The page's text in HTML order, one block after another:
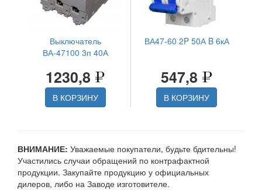
Выключатель
ВА-47100 3п 40А
1230,8
В КОРЗИНУ
ВА47-60 2P 50А B 6кА
547,8
В КОРЗИНУ
ВНИМАНИЕ: Уважаемые покупатели, будьте бдительны!
Участились случаи обращений по контрафактной
продукции. Закупайте продукцию у официальных
дилеров, либо на Заводе изготовителе.